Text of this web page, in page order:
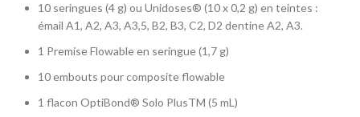
10 seringues (4 g) ou Unidoses® (10 x 0,2 g) en teintes :
émail A1, A2, A3, A3,5, B2, B3, C2, D2 dentine A2, A3.
1 Premise Flowable en seringue (1,7 g)
10 embouts pour composite flowable
1 flacon OptiBond® Solo PlusTM (5 mL)